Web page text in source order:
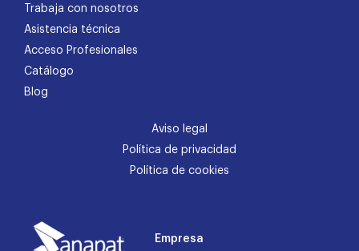
Trabaja con nosotros
Asistencia técnica
Acceso Profesionales
Catálogo
Blog
Aviso legal
Política de privacidad
Política de cookies
Empresa